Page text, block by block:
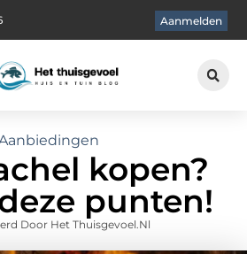
Aanmelden
kopen?
punten!
Door Het Thuisgevoel.nl